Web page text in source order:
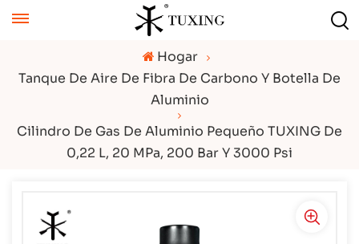
Hogar
Tanque De Aire De Fibra De Carbono Y Botella De
Aluminio
Cilindro De Gas De Aluminio Pequeño TUXING De
0,22 L, 20 MPa, 200 Bar Y 3000 Psi